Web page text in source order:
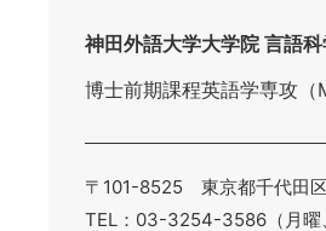
神田外語大学大学院 言語
博士前期課程英語学専攻（
〒101-8525 東京都千代田
TEL：03-3254-3586（月曜